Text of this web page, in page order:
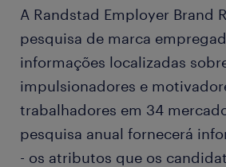
A Randstad Employer Brand
pesquisa de marca
informações localizadas
impulsionadores e
trabalhadores em 34
pesquisa anual fornecerá
- os atributos que os